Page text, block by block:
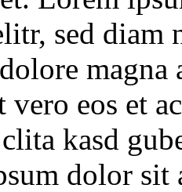
sed
magna
eos et
kasd
dolor sit